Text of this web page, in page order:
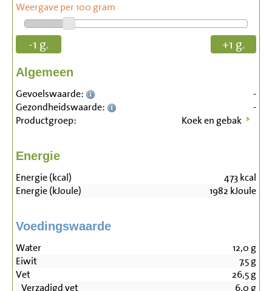
Weergave per 100 gram
-1 g. +1 g.
Algemeen
Gevoelswaarde:
-
Gezondheidswaarde:
-
Productgroep:
Koek en gebak
Energie
Energie (kcal) 473kcal
Energie (kJoule)
1982 kJoule
Voedingswaarde
Water 12,0 g
Eiwit
7,5g
Vet
26,5g
Verzadigd vet
6,0 g